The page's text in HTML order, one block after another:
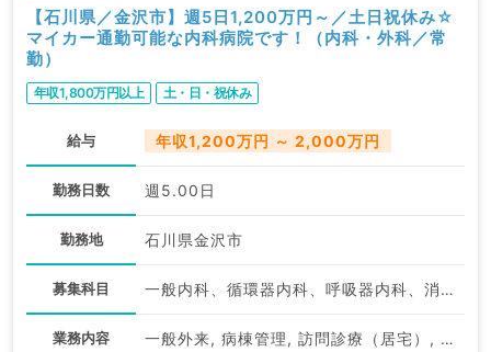
【石川県／金沢市】週5日1,200万円～／土日祝休み☆
マイカー通勤可能な内科病院です！（内科・外科／常
勤）
年収1,800万円以上 土・日・祝休み
給与 年収1,200万円 ～ 2,000万円
勤務日数 週5.00日
勤務地 石川県金沢市
募集科目 一般内科、循環器内科、呼吸器内科、消化器内科、内分泌・代謝内科
業務内容 一般外来, 病棟管理, 訪問診療（居宅）, 訪問診療（施設）